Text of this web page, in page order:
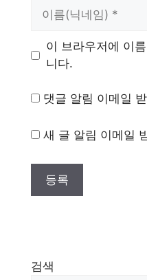
이 브라우저에 이
니다.
댓글 알림 이메일
새 글 알림 이메일
검색